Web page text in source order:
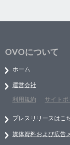
OVOについて
ホーム
運営会社
利用規約
サイトポ
プレスリリースはこ
媒体資料および広告